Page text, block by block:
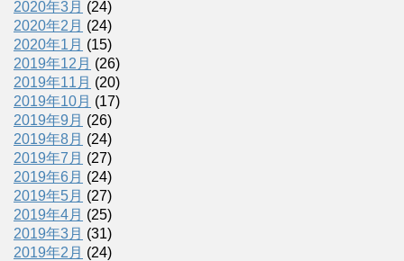
2020年3月 (24)
2020年2月 (24)
2020年1月 (15)
2019年12月 (26)
2019年11月 (20)
2019年10月 (17)
2019年9月 (26)
2019年8月 (24)
2019年7月 (27)
2019年6月 (24)
2019年5月 (27)
2019年4月 (25)
2019年3月 (31)
2019年2月 (24)